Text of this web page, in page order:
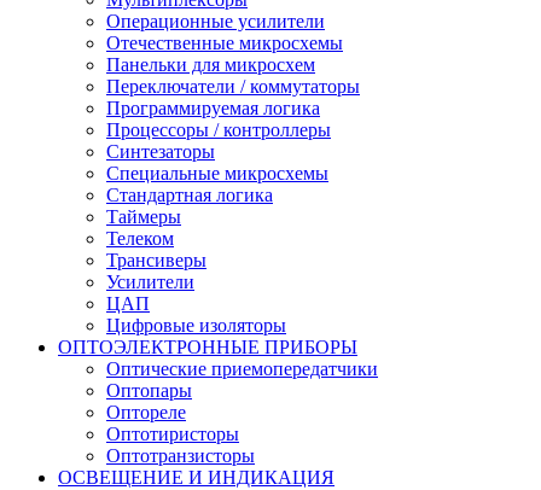
Операционные усилители
Отечественные микросхемы
Панельки для микросхем
Переключатели / коммутаторы
Программируемая логика
Процессоры / контроллеры
Синтезаторы
Специальные микросхемы
Стандартная логика
Таймеры
Телеком
Трансиверы
Усилители
ЦАП
Цифровые изоляторы
ОПТОЭЛЕКТРОННЫЕ ПРИБОРЫ
Оптические приемопередатчики
Оптопары
Оптореле
Оптотиристоры
Оптотранзисторы
ОСВЕЩЕНИЕ И ИНДИКАЦИЯ